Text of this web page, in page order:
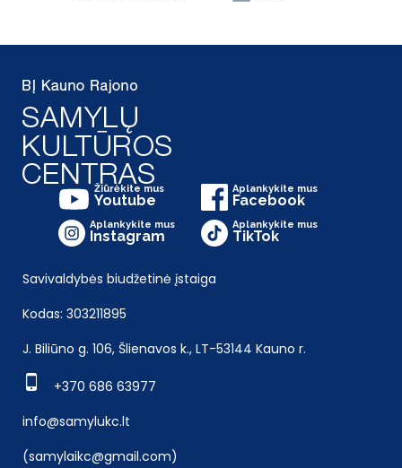
Žiūrėkite mus
Youtube
Aplankykite mus
Facebook
Aplankykite mus
Instagram
Aplankykite mus
TikTok
Savivaldybės biudžetinė įstaiga
Kodas: 303211895
J. Biliūno g. 106, Šlienavos k., LT-53144 Kauno r.
+370 686 63977
info@samylukc.lt
(samylaikc@gmail.com)